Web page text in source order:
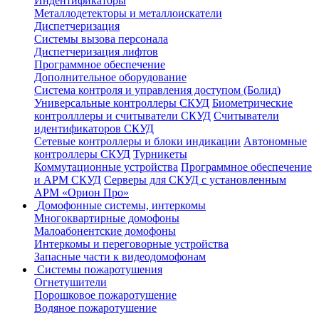
Металлодетекторы и металлоискатели
Диспетчеризация
Системы вызова персонала
Диспетчеризация лифтов
Программное обеспечение
Дополнительное оборудование
Система контроля и управления доступом (Болид)
Универсальные контроллеры СКУД Биометрические
контролллеры и считыватели СКУД Считыватели
идентификаторов СКУД
Сетевые контроллеры и блоки индикации Автономные
контроллеры СКУД Турникеты
Коммутационные устройства Программное обеспечение
и АРМ СКУД Серверы для СКУД с установленным
АРМ «Орион Про»
Домофонные системы, интеркомы
Многоквартирные домофоны
Малоабонентские домофоны
Интеркомы и переговорные устройства
Запасные части к видеодомофонам
Системы пожаротушения
Огнетушители
Порошковое пожаротушение
Водяное пожаротушение